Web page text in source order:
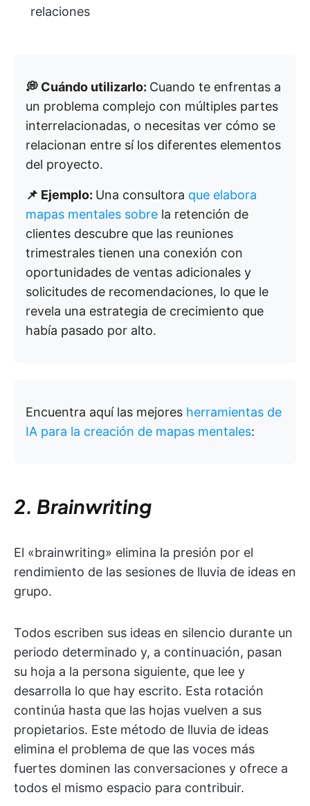
relaciones
💭 Cuándo utilizarlo: Cuando te enfrentas a
un problema complejo con múltiples partes
interrelacionadas, o necesitas ver cómo se
relacionan entre sí los diferentes elementos
del proyecto.
📌 Ejemplo: Una consultora que elabora
mapas mentales sobre la retención de
clientes descubre que las reuniones
trimestrales tienen una conexión con
oportunidades de ventas adicionales y
solicitudes de recomendaciones, lo que le
revela una estrategia de crecimiento que
había pasado por alto.
Encuentra aquí las mejores herramientas de
IA para la creación de mapas mentales:
2. Brainwriting
El «brainwriting» elimina la presión por el
rendimiento de las sesiones de lluvia de ideas en
grupo.
Todos escriben sus ideas en silencio durante un
periodo determinado y, a continuación, pasan
su hoja a la persona siguiente, que lee y
desarrolla lo que hay escrito. Esta rotación
continúa hasta que las hojas vuelven a sus
propietarios. Este método de lluvia de ideas
elimina el problema de que las voces más
fuertes dominen las conversaciones y ofrece a
todos el mismo espacio para contribuir.